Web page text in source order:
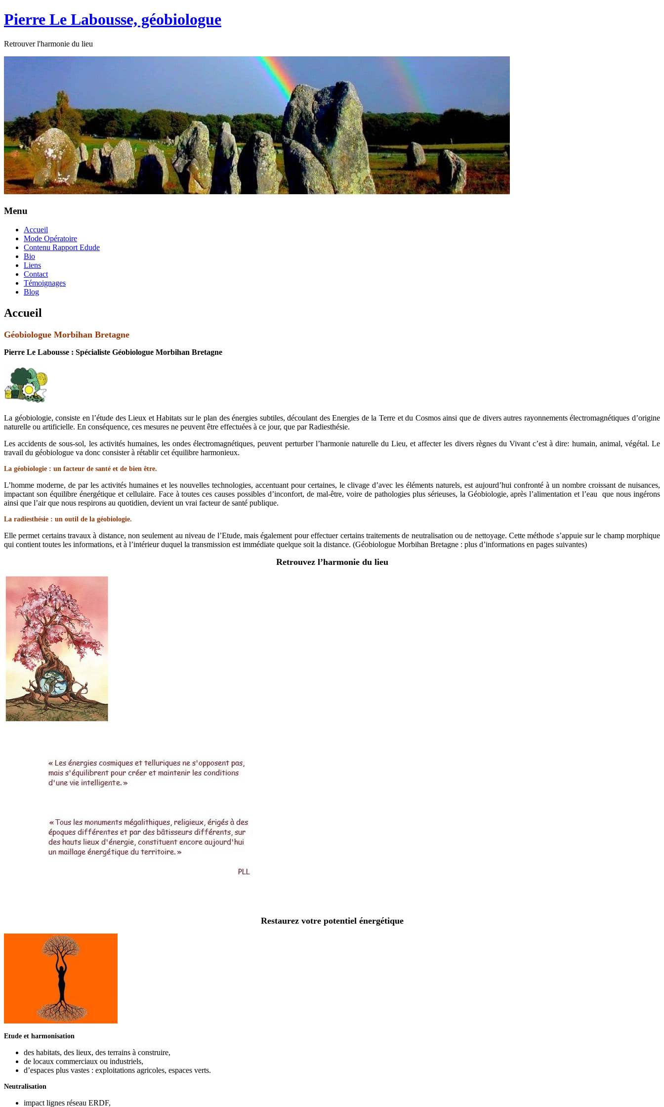
Skip
to
Pierre Le Labousse, géobiologue
Retrouver l'harmonie du lieu
Menu
Accueil
Mode Opératoire
Contenu Rapport Edude
Bio
Liens
Contact
Témoignages
Blog
Accueil
Géobiologue Morbihan Bretagne
Pierre Le Labousse : Spécialiste Géobiologue Morbihan Bretagne
La géobiologie, consiste en l’étude des Lieux et Habitats sur le plan des énergies subtiles, découlant des Energies de la Terre et du Cosmos ainsi que de divers autres rayonnements électromagnétiques d’origine
naturelle ou artificielle. En conséquence, ces mesures ne peuvent être effectuées à ce jour, que par Radiesthésie.
Les accidents de sous-sol, les activités humaines, les ondes électromagnétiques, peuvent perturber l’harmonie naturelle du Lieu, et affecter les divers règnes du Vivant c’est à dire: humain, animal, végétal. Le
travail du géobiologue va donc consister à rétablir cet équilibre harmonieux.
La géobiologie : un facteur de santé et de bien être.
L’homme moderne, de par les activités humaines et les nouvelles technologies, accentuant pour certaines, le clivage d’avec les éléments naturels, est aujourd’hui confronté à un nombre croissant de nuisances,
impactant son équilibre énergétique et cellulaire. Face à toutes ces causes possibles d’inconfort, de mal-être, voire de pathologies plus sérieuses, la Géobiologie, après l’alimentation et l’eau que nous ingérons
ainsi que l’air que nous respirons au quotidien, devient un vrai facteur de santé publique.
La radiesthésie : un outil de la géobiologie.
Elle permet certains travaux à distance, non seulement au niveau de l’Etude, mais également pour effectuer certains traitements de neutralisation ou de nettoyage. Cette méthode s’appuie sur le champ morphique
qui contient toutes les informations, et à l’intérieur duquel la transmission est immédiate quelque soit la distance. (Géobiologue Morbihan Bretagne : plus d’informations en pages suivantes)
Retrouvez l’harmonie du lieu
Restaurez votre potentiel énergétique
Etude et harmonisation
des habitats, des lieux, des terrains à construire,
de locaux commerciaux ou industriels,
d’espaces plus vastes : exploitations agricoles, espaces verts.
Neutralisation
impact lignes réseau ERDF,